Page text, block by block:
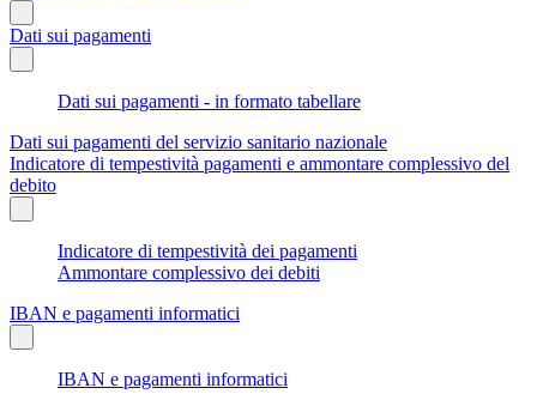
Dati sui pagamenti
Dati sui pagamenti - in formato tabellare
Dati sui pagamenti del servizio sanitario nazionale
Indicatore di tempestività pagamenti e ammontare complessivo del
debito
Indicatore di tempestività dei pagamenti
Ammontare complessivo dei debiti
IBAN e pagamenti informatici
IBAN e pagamenti informatici